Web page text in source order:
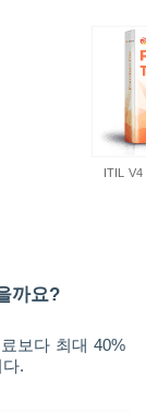
ITIL
까요?
보다 최대 40%
.